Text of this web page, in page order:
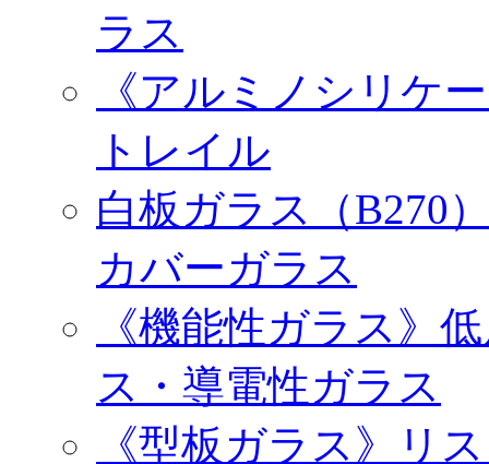
ラス
《アルミノシリケ
トレイル
白板ガラス（B270
カバーガラス
《機能性ガラス》
ス・導電性ガラス
《型板ガラス》リ